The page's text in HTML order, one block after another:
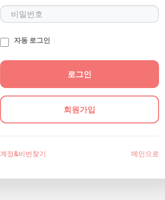
자동 로그인
회원가입
계정&비번찾기 메인으로